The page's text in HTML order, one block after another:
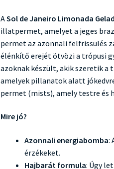
ASol de Janeiro Limonada
illatpermet, amelyet a jeges
permet az azonnali felfrissülés
élénkítő erejét ötvözi a trópusi
azoknak készült, akik szeretik
amelyek pillanatok alatt
permet (mists), amely testre és
Mire jó?
Azonnali energiabomba:
érzékeket.
Hajbarát formula: Úgy